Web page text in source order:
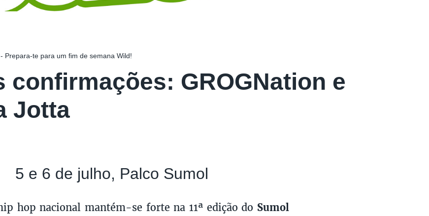
Prepara-te para um fim de semana Wild!
confirmações: GROGNation e
Jotta
5 e 6 de julho, Palco Sumol
hop nacional mantém-se forte na 11ª edição do Sumol